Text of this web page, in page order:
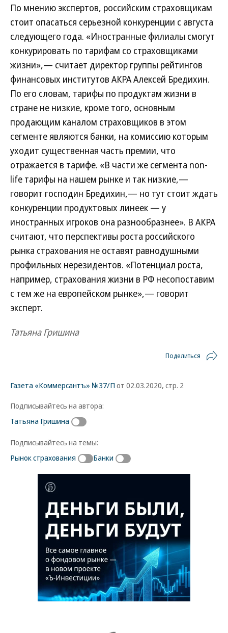
По мнению экспертов, российским страховщикам
стоит опасаться серьезной конкуренции с августа
следующего года. «Иностранные филиалы смогут
конкурировать по тарифам со страховщиками
жизни»,— считает директор группы рейтингов
финансовых институтов АКРА Алексей Бредихин.
По его словам, тарифы по продуктам жизни в
стране не низкие, кроме того, основным
продающим каналом страховщиков в этом
сегменте являются банки, на комиссию которым
уходит существенная часть премии, что
отражается в тарифе. «В части же сегмента non-
life тарифы на нашем рынке и так низкие,—
говорит господин Бредихин,— но тут стоит ждать
конкуренции продуктовых линеек — у
иностранных игроков она разнообразнее». В АКРА
считают, что перспективы роста российского
рынка страхования не оставят равнодушными
профильных нерезидентов. «Потенциал роста,
например, страхования жизни в РФ несопоставим
с тем же на европейском рынке»,— говорит
эксперт.
Татьяна Гришина
Поделиться
Газета «Коммерсантъ» №37/П от 02.03.2020, стр. 2
Подписывайтесь на автора:
Татьяна Гришина
Подписывайтесь на темы:
Рынок страхования
Банки